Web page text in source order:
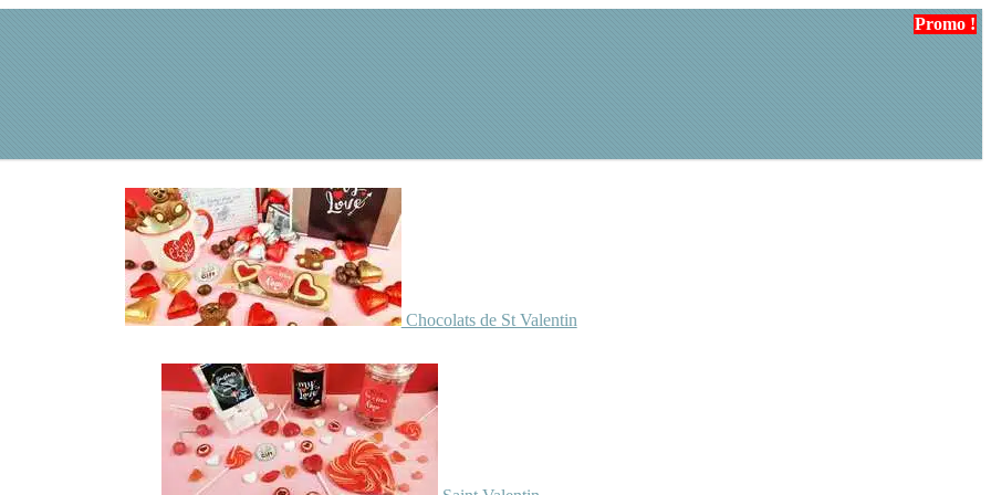
Chocolats de St Valentin
Promo !
Promo !